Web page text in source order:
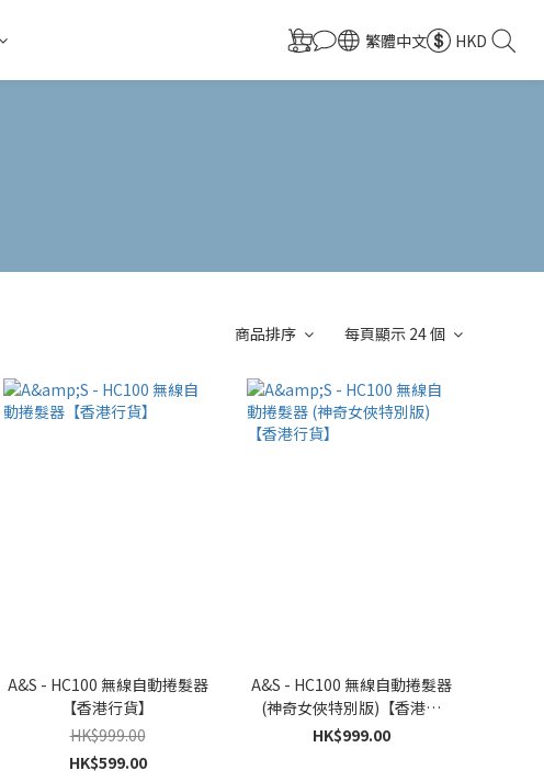
繁體中文 HKD
商品排序 每頁顯示 24 個
A&S - HC100 無線自動捲髮器
【香港行貨】
HK$999.00
HK$599.00
A&S - HC100 無線自動捲髮器
(神奇女俠特別版)【香港行
貨】
HK$999.00